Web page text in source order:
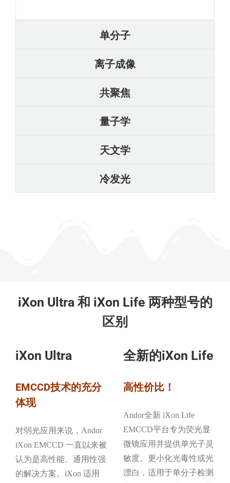
单分子
离子成像
共聚焦
量子学
天文学
冷发光
iXon Ultra 和 iXon Life 两种型号的
区别
iXon Ultra
EMCCD技术的充分
体现
对弱光应用来说，Andor
iXon EMCCD 一直以来被
认为是高性能、通用性强
的解决方案。iXon 适用
全新的iXon Life
高性价比！
Andor全新 iXon Life
EMCCD平台专为荧光显
微镜应用并提供单光子灵
敏度。更小化光毒性或光
漂白，适用于单分子检测